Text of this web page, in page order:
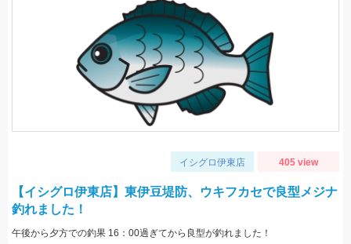
イシグロ伊東店 405 view
【イシグロ伊東店】東伊豆堤防、ウキフカセで良型メジナ
釣れました！
午後から夕方での釣果 16：00過ぎてから良型が釣れました！